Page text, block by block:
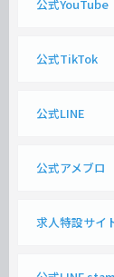
公式YouTube
公式TikTok
公式LINE
公式アメブロ
求人特設サイ